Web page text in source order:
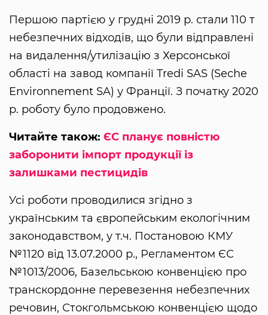
Першою партією у грудні 2019 р. стали 110 т
небезпечних відходів, що були відправлені
на видалення/утилізацію з Херсонської
області на завод компанії Tredi SAS (Seche
Environnement SA) у Франції. З початку 2020
р. роботу було продовжено.
Читайте також: ЄС планує повністю
заборонити імпорт продукції із
залишками пестицидів
Усі роботи проводилися згідно з
українським та європейським екологічним
законодавством, у т.ч. Постановою КМУ
№1120 від 13.07.2000 р., Регламентом ЄС
№1013/2006, Базельською конвенцією про
транскордонне перевезення небезпечних
речовин, Стокгольмською конвенцією щодо